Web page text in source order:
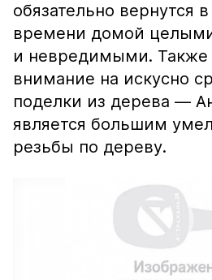
обязательно вернутся
времени домой
и невредимыми. Также
внимание на искусно
поделки из дерева —
является большим
резьбы по дереву.